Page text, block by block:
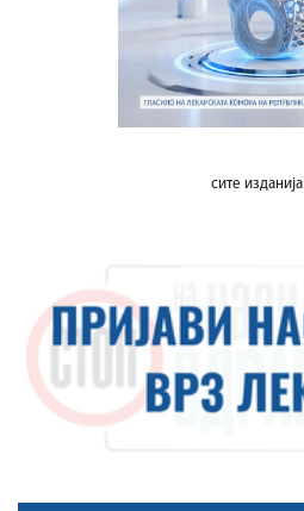
сите изданија